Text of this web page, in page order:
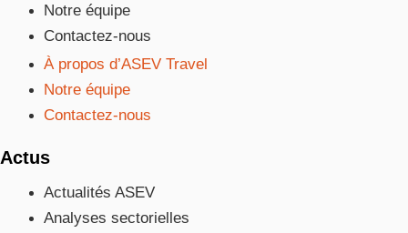
Notre équipe
Contactez-nous
À propos d’ASEV Travel
Notre équipe
Contactez-nous
Actus
Actualités ASEV
Analyses sectorielles